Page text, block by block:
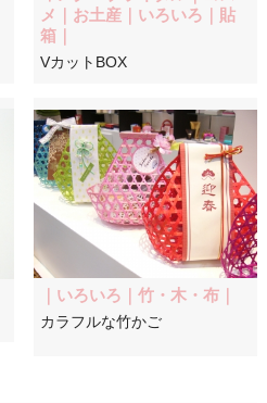
メ｜お土産｜いろいろ｜貼
箱｜
VカットBOX
｜いろいろ｜竹・木・布｜
カラフルな竹かご